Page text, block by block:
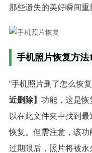
那些遗失的美好瞬间重
手机照片恢复方法
“手机照片删了怎么恢
近删除】 功能，这是恢
以在此文件夹中找到
恢复。但需注意，该
过期限后，照片将被永